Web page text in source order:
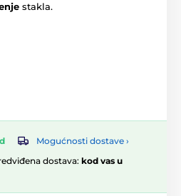
stakla.
Mogućnosti dostave ›
dostava: kod vas u